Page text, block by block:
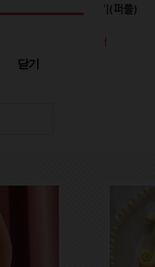
터치캡 튜브용기(퍼플)
회원공개
닫기